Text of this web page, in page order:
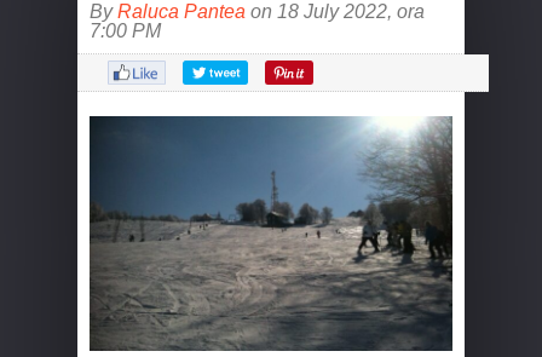
ByRaluca Pantea on 18 July 2022, ora
7:00 PM